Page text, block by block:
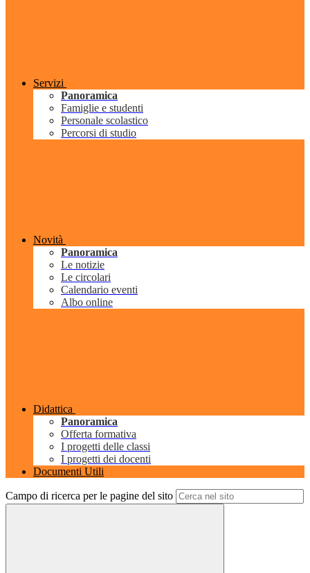
Servizi
Panoramica
Famiglie e studenti
Personale scolastico
Percorsi di studio
Novità
Panoramica
Le notizie
Le circolari
Calendario eventi
Albo online
Didattica
Panoramica
Offerta formativa
I progetti delle classi
I progetti dei docenti
Documenti Utili
Campo di ricerca per le pagine del sito